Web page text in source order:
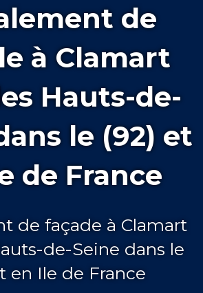
de
à Clamart
Hauts-de-
le (92) et
de France
de façade à Clamart
de-Seine dans le
en Ile de France